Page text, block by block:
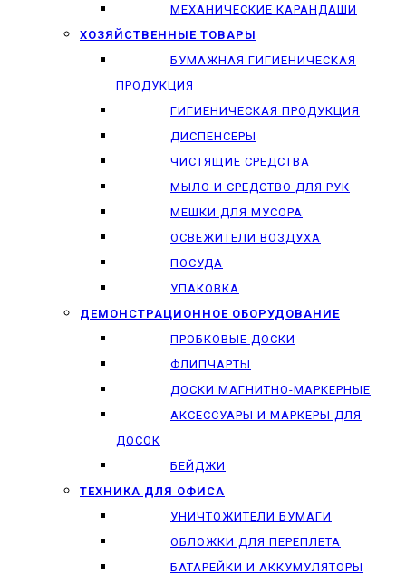
МЕХАНИЧЕСКИЕ КАРАНДАШИ
ХОЗЯЙСТВЕННЫЕ ТОВАРЫ
БУМАЖНАЯ ГИГИЕНИЧЕСКАЯ
ПРОДУКЦИЯ
ГИГИЕНИЧЕСКАЯ ПРОДУКЦИЯ
ДИСПЕНСЕРЫ
ЧИСТЯЩИЕ СРЕДСТВА
МЫЛО И СРЕДСТВО ДЛЯ РУК
МЕШКИ ДЛЯ МУСОРА
ОСВЕЖИТЕЛИ ВОЗДУХА
ПОСУДА
УПАКОВКА
ДЕМОНСТРАЦИОННОЕ ОБОРУДОВАНИЕ
ПРОБКОВЫЕ ДОСКИ
ФЛИПЧАРТЫ
ДОСКИ МАГНИТНО-МАРКЕРНЫЕ
АКСЕССУАРЫ И МАРКЕРЫ ДЛЯ
ДОСОК
БЕЙДЖИ
ТЕХНИКА ДЛЯ ОФИСА
УНИЧТОЖИТЕЛИ БУМАГИ
ОБЛОЖКИ ДЛЯ ПЕРЕПЛЕТА
БАТАРЕЙКИ И АККУМУЛЯТОРЫ